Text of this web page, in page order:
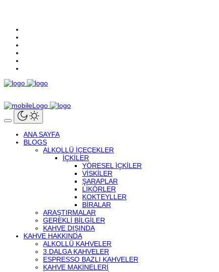
ANA SAYFA
BLOGS
ALKOLLÜ IÇECEKLER
İÇKILER
YÖRESEL İÇKILER
VISKILER
ŞARAPLAR
LIKÖRLER
KOKTEYLLER
BIRALAR
ARAŞTIRMALAR
GEREKLI BILGILER
KAHVE DIŞINDA
KAHVE HAKKINDA
ALKOLLÜ KAHVELER
3.DALGA KAHVELER
ESPRESSO BAZLI KAHVELER
KAHVE MAKINELERI